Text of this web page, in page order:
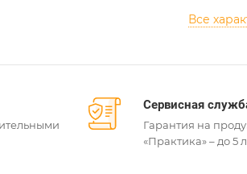
Все
Сервисная
Гарантия на
«Практика» – до 5